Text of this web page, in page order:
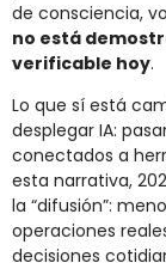
de consciencia,
no está
verificable hoy.
Lo que sí está
desplegar IA:
conectados a
esta narrativa,
la “difusión”:
operaciones
decisiones